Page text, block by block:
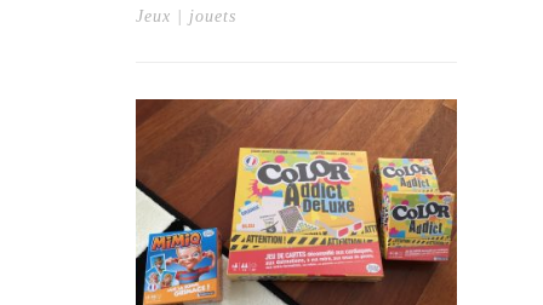
Jeux | jouets